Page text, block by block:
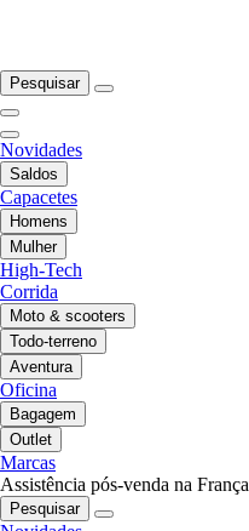
Pesquisar
Novidades
Saldos
Capacetes
Homens
Mulher
High-Tech
Corrida
Moto & scooters
Todo-terreno
Aventura
Oficina
Bagagem
Outlet
Marcas
Assistência pós-venda na França
Pesquisar